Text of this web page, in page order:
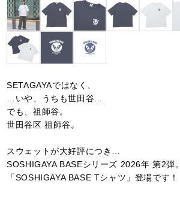
SETAGAYAではなく、
…いや、うちも世田谷...
でも、祖師谷。
世田谷区 祖師谷。
スウェットが大好評につき…
SOSHIGAYA BASEシリーズ 2026年 第2弾。
「SOSHIGAYA BASE Tシャツ」登場です！